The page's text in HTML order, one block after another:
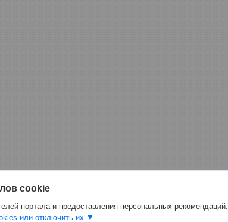
cookie
портала и предоставления персональных рекомендаций.
или отключить их.